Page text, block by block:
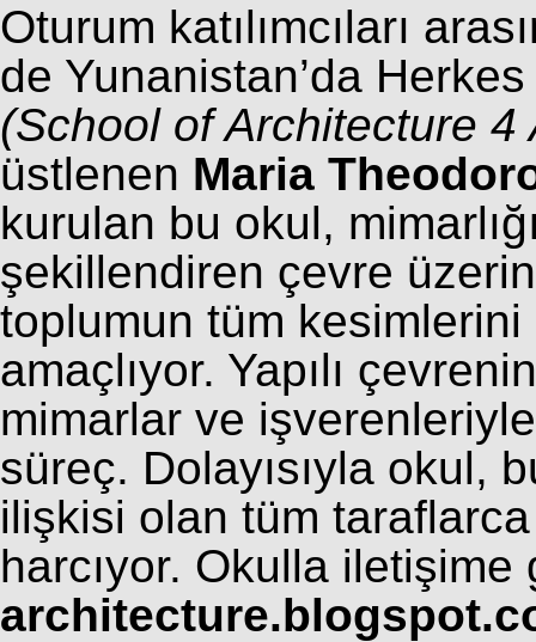
Oturum katılımcıları
de Yunanistan’da
(School of Architecture 4
üstlenen Maria
kurulan bu okul,
şekillendiren çevre
toplumun tüm
amaçlıyor. Yapılı
mimarlar ve işverenleriyle
süreç. Dolayısıyla okul,
ilişkisi olan tüm
harcıyor. Okulla